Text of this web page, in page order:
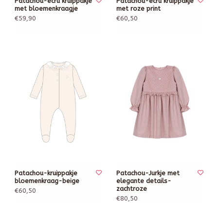
met bloemenkraagje
€59,90
met roze print
€60,50
Patachou-kruippakje
bloemenkraag-beige
€60,50
Patachou-Jurkje met
elegante details-
zachtroze
€80,50